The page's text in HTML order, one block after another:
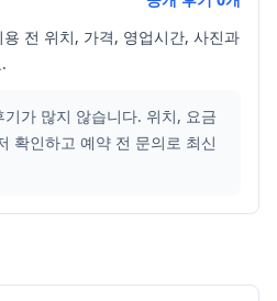
전 위치, 가격, 영업시간, 사진과
가 많지 않습니다. 위치, 요금
확인하고 예약 전 문의로 최신